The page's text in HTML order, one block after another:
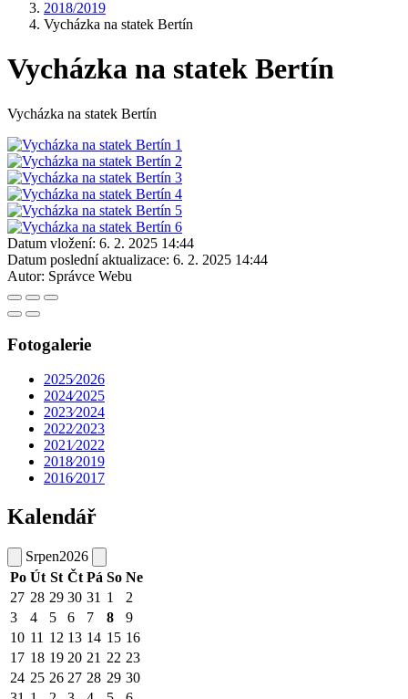
2018/2019
Vycházka na statek Bertín
Vycházka na statek Bertín
Vycházka na statek Bertín
Datum vložení: 6. 2. 2025 14:44
Datum poslední aktualizace: 6. 2. 2025 14:44
Autor: Správce Webu
Fotogalerie
2025⁄2026
2024⁄2025
2023⁄2024
2022⁄2023
2021⁄2022
2018⁄2019
2016⁄2017
Kalendář
Srpen2026
Po Út St Čt Pá So Ne
27 28 29 30 31 1
2
3
4 5 6 7 8
9
10 11 12 13 14 15 16
17 18 19 20 21 22 23
24 25 26 27 28 29 30